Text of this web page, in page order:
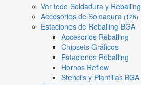
Ver todo Soldadura y Reballing
Accesorios de Soldadura (126)
Estaciones de Reballing BGA
Accesorios Reballing
Chipsets Gráficos
Estaciones Reballing
Hornos Reflow
Stencils y Plantillas BGA